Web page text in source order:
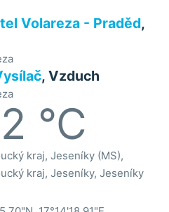
Volareza - Praděd,
, Vzduch
°C
kraj, Jeseníky (MS),
kraj, Jeseníky, Jeseníky